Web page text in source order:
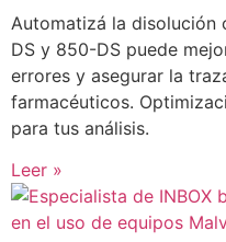
Automatizá la disolución
DS y 850-DS puede
errores y asegurar la
farmacéuticos.
para tus análisis.
Leer »